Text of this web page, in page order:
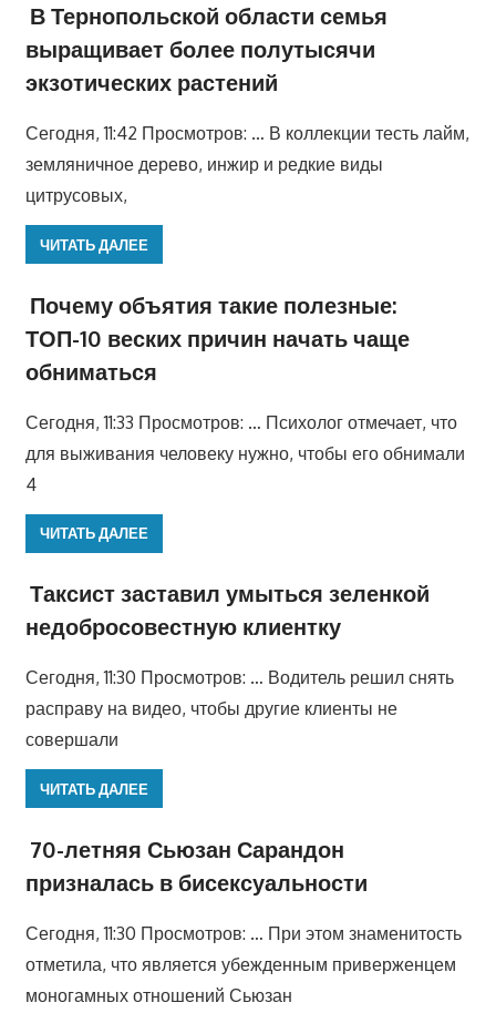
В Тернопольской области семья
выращивает более полутысячи
экзотических растений
Сегодня, 11:42 Просмотров: … В коллекции тесть лайм,
земляничное дерево, инжир и редкие виды
цитрусовых,
ЧИТАТЬ ДАЛЕЕ
Почему объятия такие полезные:
ТОП-10 веских причин начать чаще
обниматься
Сегодня, 11:33 Просмотров: … Психолог отмечает, что
для выживания человеку нужно, чтобы его обнимали
4
ЧИТАТЬ ДАЛЕЕ
Таксист заставил умыться зеленкой
недобросовестную клиентку
Сегодня, 11:30 Просмотров: … Водитель решил снять
расправу на видео, чтобы другие клиенты не
совершали
ЧИТАТЬ ДАЛЕЕ
70-летняя Сьюзан Сарандон
призналась в бисексуальности
Сегодня, 11:30 Просмотров: … При этом знаменитость
отметила, что является убежденным приверженцем
моногамных отношений Сьюзан